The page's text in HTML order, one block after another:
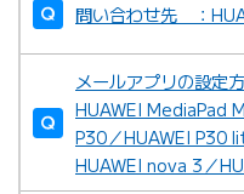
問い合わせ先 ：
メールアプリの設
HUAWEI MediaPad
P30／HUAWEI P30
HUAWEI nova 3／